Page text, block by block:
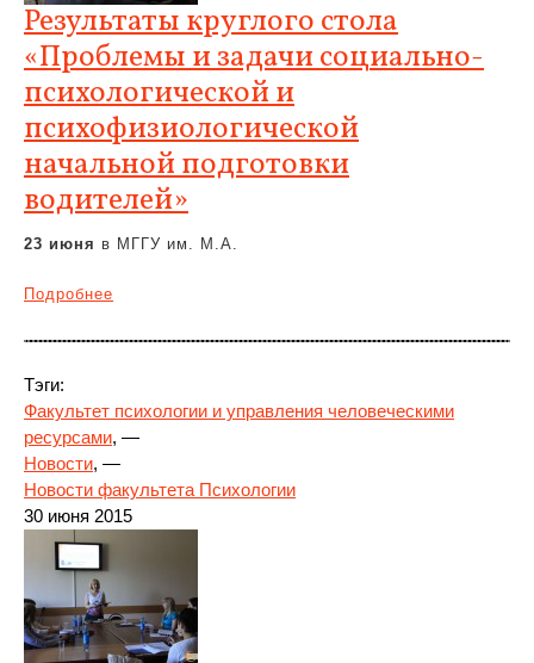
Результаты круглого стола
«Проблемы и задачи социально-
психологической и
психофизиологической
начальной подготовки
водителей»
23 июня в МГГУ им. М.А.
Подробнее
Тэги:
Факультет психологии и управления человеческими
ресурсами, —
Новости, —
Новости факультета Психологии
30 июня 2015